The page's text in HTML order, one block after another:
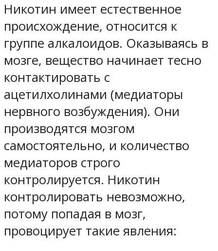
Никотин имеет естественное
происхождение, относится к
группе алкалоидов. Оказываясь в
мозге, вещество начинает тесно
контактировать с
ацетилхолинами (медиаторы
нервного возбуждения). Они
производятся мозгом
самостоятельно, и количество
медиаторов строго
контролируется. Никотин
контролировать невозможно,
потому попадая в мозг,
провоцирует такие явления: